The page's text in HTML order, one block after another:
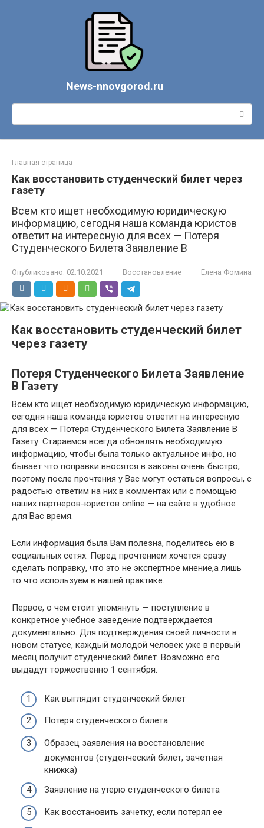
News-nnovgorod.ru
Поиск:
Главная страница
Как восстановить студенческий билет через
газету
Всем кто ищет необходимую юридическую
информацию, сегодня наша команда юристов
ответит на интересную для всех — Потеря
Студенческого Билета Заявление В
Опубликовано: 02.10.2021 Восстановление Елена Фомина
Как восстановить студенческий билет
через газету
Потеря Студенческого Билета Заявление
В Газету
Всем кто ищет необходимую юридическую информацию,
сегодня наша команда юристов ответит на интересную
для всех — Потеря Студенческого Билета Заявление В
Газету. Стараемся всегда обновлять необходимую
информацию, чтобы была только актуальное инфо, но
бывает что поправки вносятся в законы очень быстро,
поэтому после прочтения у Вас могут остаться вопросы, с
радостью ответим на них в комментах или с помощью
наших партнеров-юристов online — на сайте в удобное
для Вас время.
Если информация была Вам полезна, поделитесь ею в
социальных сетях. Перед прочтением хочется сразу
сделать поправку, что это не экспертное мнение,а лишь
то что используем в нашей практике.
Первое, о чем стоит упомянуть — поступление в
конкретное учебное заведение подтверждается
документально. Для подтверждения своей личности в
новом статусе, каждый молодой человек уже в первый
месяц получит студенческий билет. Возможно его
выдадут торжественно 1 сентября.
Как выглядит студенческий билет
Потеря студенческого билета
Образец заявления на восстановление
документов (студенческий билет, зачетная
книжка)
Заявление на утерю студенческого билета
Как восстановить зачетку, если потерял ее